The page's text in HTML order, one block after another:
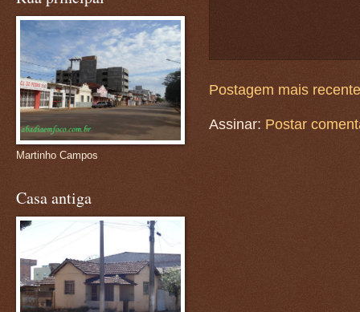
Postagem mais recente
Assinar: Postar
Martinho Campos
Casa antiga